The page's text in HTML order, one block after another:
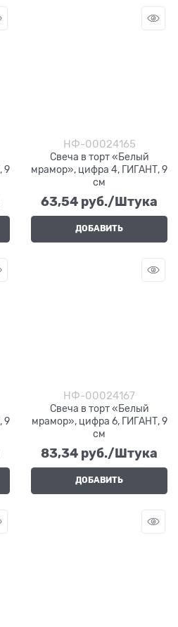
9
НФ-00024165
Свеча в торт «Белый
мрамор», цифра 4, ГИГАНТ, 9
см
63,54 руб./Штука
ДОБАВИТЬ
9
НФ-00024167
Свеча в торт «Белый
мрамор», цифра 6, ГИГАНТ, 9
см
83,34 руб./Штука
ДОБАВИТЬ